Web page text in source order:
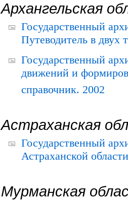
Архангельская
Государственный
Путеводитель в двух
Государственный
движений и
справочник. 2002
Астраханская
Государственный
Астраханской
Мурманская